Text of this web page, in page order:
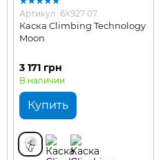
Артикул: 6X927 07
Каска Climbing Technology
Moon
3 171 грн
В наличии
Купить